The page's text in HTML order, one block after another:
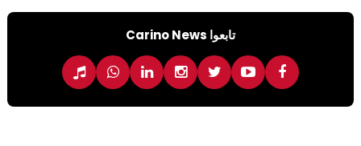
تابعوا Carino News